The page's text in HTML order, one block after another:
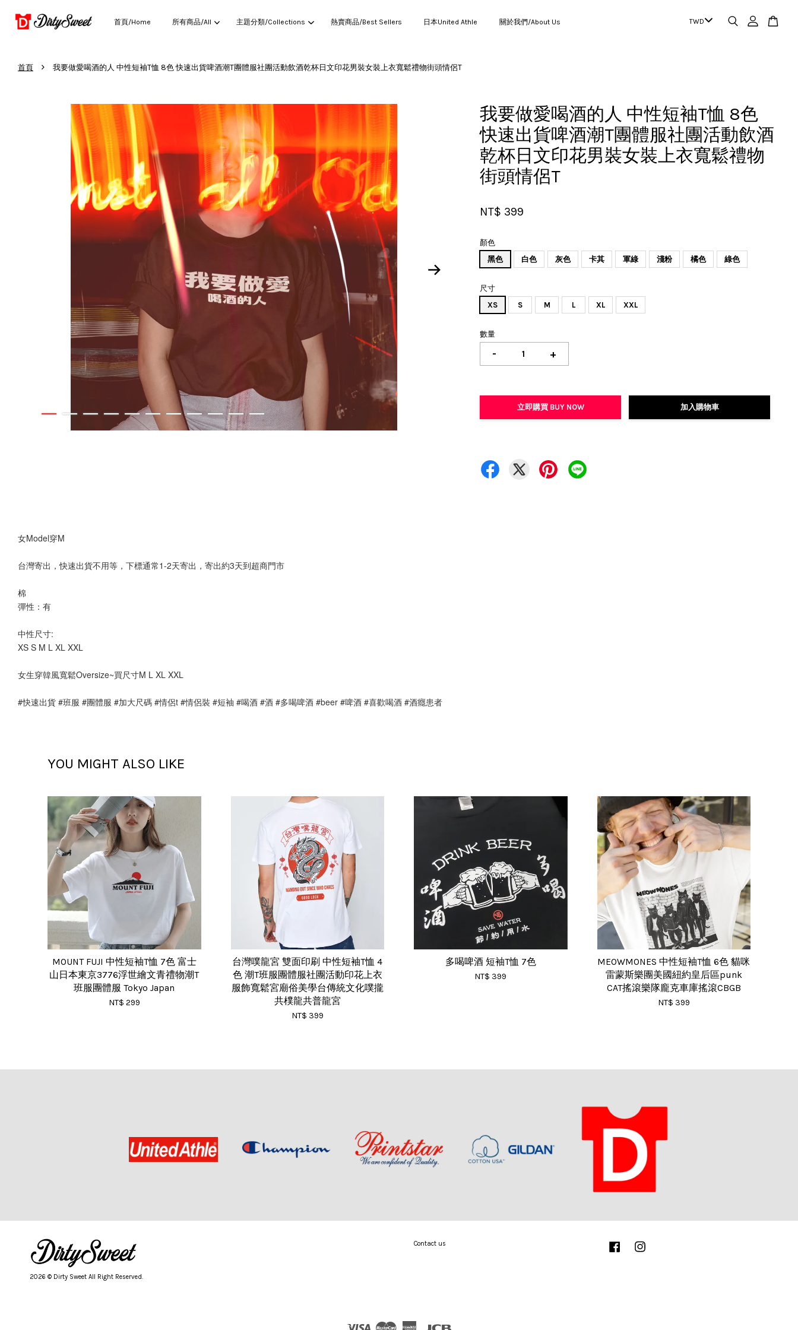
首頁/Home 所有商品/All 主題分類/Collections 熱賣商品/Best Sellers 日本United Athle 關於我們/About Us
首頁 › 我要做愛喝酒的人 中性短袖T恤 8色 快速出貨啤酒潮T團體服社團活動飲酒乾杯日文印花男裝女裝上衣寬鬆禮物街頭情侶T
我要做愛喝酒的人 中性短袖T恤 8色
快速出貨啤酒潮T團體服社團活動飲酒
乾杯日文印花男裝女裝上衣寬鬆禮物
街頭情侶T
NT$ 399
顏色
黑色
白色 灰色 卡其 軍綠 淺粉 橘色 綠色
尺寸
XS
S M L XL XXL
數量
- +
立即購買 BUY NOW 加入購物車
女Model穿M
台灣寄出，快速出貨不用等，下標通常1-2天寄出，寄出約3天到超商門市
棉
彈性：有
中性尺寸:
XS S M L XL XXL
女生穿韓風寬鬆Oversize~買尺寸M L XL XXL
#快速出貨 #班服 #團體服 #加大尺碼 #情侶t #情侶裝 #短袖 #喝酒 #酒 #多喝啤酒 #beer #啤酒 #喜歡喝酒 #酒癮患者
YOU MIGHT ALSO LIKE
MOUNT FUJI 中性短袖T恤 7色 富士
山日本東京3776浮世繪文青禮物潮T
班服團體服 Tokyo Japan
NT$ 299
台灣噗龍宮 雙面印刷 中性短袖T恤 4
色 潮T班服團體服社團活動印花上衣
服飾寬鬆宮廟俗美學台傳統文化噗攏
共樸龍共普龍宮
NT$ 399
多喝啤酒 短袖T恤 7色
NT$ 399
MEOWMONES 中性短袖T恤 6色 貓咪
雷蒙斯樂團美國紐約皇后區punk
CAT搖滾樂隊龐克車庫搖滾CBGB
NT$ 399
2026 © Dirty Sweet All Right Reserved.
Contact us Facebook
Visa American
您的購物車目前還是空的。